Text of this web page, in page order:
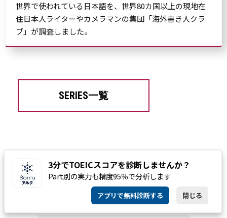
世界で使われている日本語を、世界80カ国以上の現地在
住日本人ライターやカメラマンの集団「海外書き人クラ
ブ」が調査しました。
SERIES一覧
問題解決のフレームワーク”Why"はタブー英語？相手を問い詰めて
いると誤解を与えてしまう残念なビジネス英語
3分でTOEICスコアを診断しませんか？
Part別の実力も精度95％で分析します
アプリで無料診断する 閉じる